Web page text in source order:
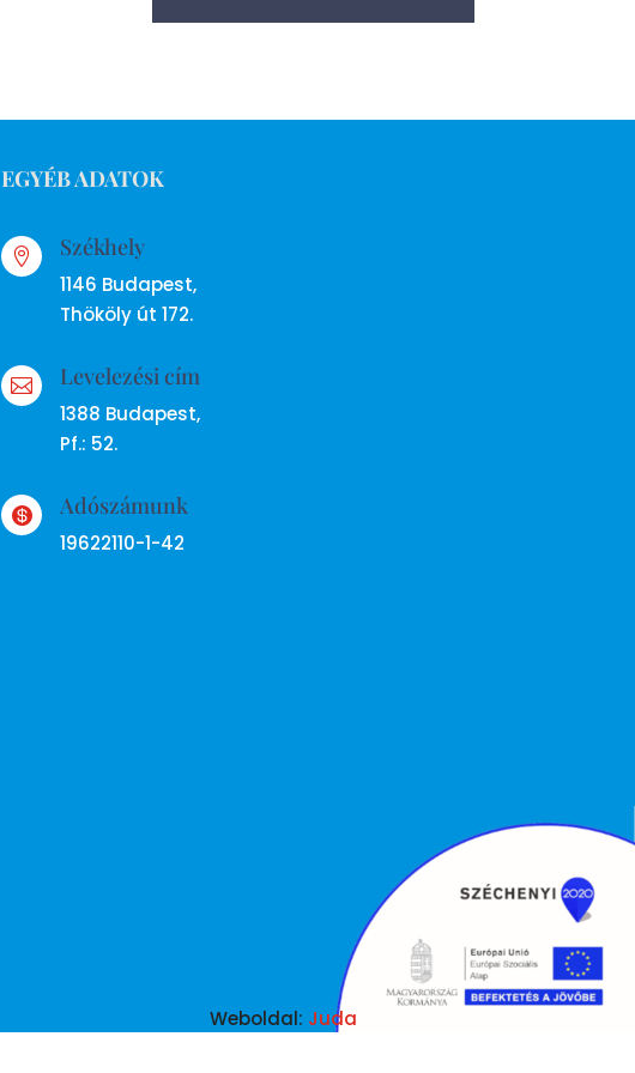
EGYÉB ADATOK
 Székhely
1146 Budapest,
Thököly út 172.
 Levelezési cím
1388 Budapest,
Pf.: 52.
 Adószámunk
19622110-1-42
Weboldal: Juda